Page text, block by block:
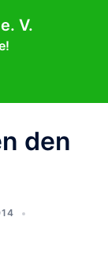
V.
den